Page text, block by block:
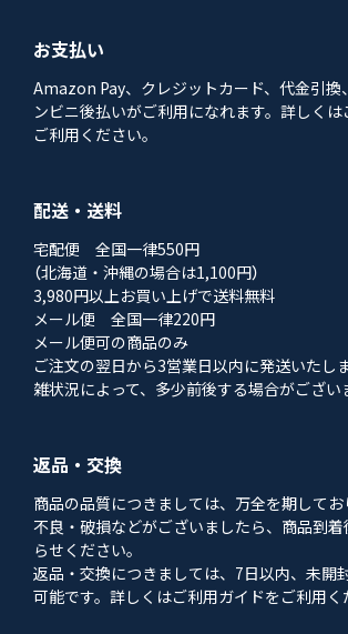
お支払い
Amazon Pay、クレジットカード、代金引換
ンビニ後払いがご利用になれます。詳しく
ご利用ください。
配送・送料
宅配便 全国一律550円
（北海道・沖縄の場合は1,100円）
3,980円以上お買い上げで送料無料
メール便 全国一律220円
メール便可の商品のみ
ご注文の翌日から3営業日以内に発送いたし
雑状況によって、多少前後する場合がござい
返品・交換
商品の品質につきましては、万全を期して
不良・破損などがございましたら、商品到
らせください。
返品・交換につきましては、7日以内、未開
可能です。詳しくはご利用ガイドをご利用く